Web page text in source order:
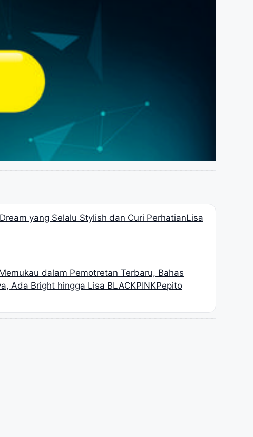
yang Selalu Stylish dan Curi PerhatianLisa
dalam Pemotretan Terbaru, Bahas
Ada Bright hingga Lisa BLACKPINKPepito